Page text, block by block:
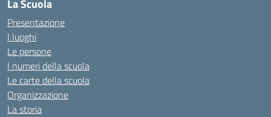
La Scuola
Presentazione
I luoghi
Le persone
I numeri della scuola
Le carte della scuola
Organizzazione
La storia